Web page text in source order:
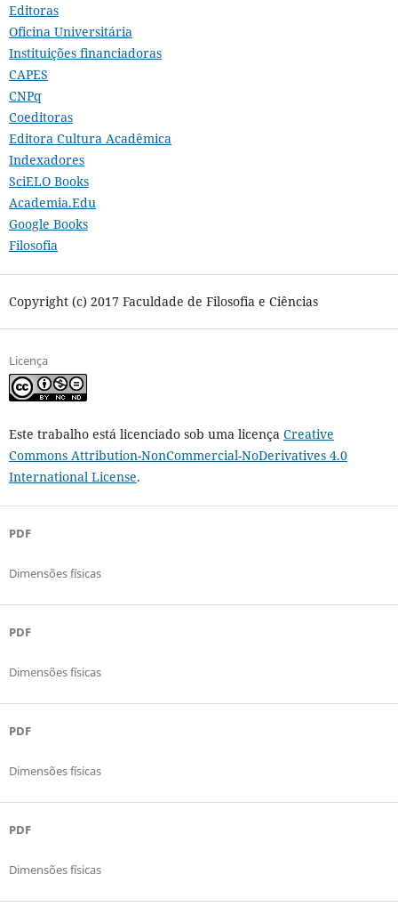
Editoras
Oficina Universitária
Instituições financiadoras
CAPES
CNPq
Coeditoras
Editora Cultura Acadêmica
Indexadores
SciELO Books
Academia.Edu
Google Books
Filosofia
Copyright (c) 2017 Faculdade de Filosofia e Ciências
Licença
Este trabalho está licenciado sob uma licença Creative
Commons Attribution-NonCommercial-NoDerivatives 4.0
International License.
PDF
Dimensões físicas
PDF
Dimensões físicas
PDF
Dimensões físicas
PDF
Dimensões físicas